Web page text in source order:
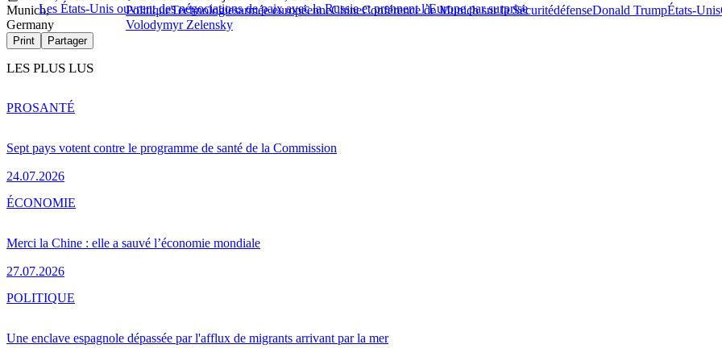
Les États-Unis ouvrent des négociations de paix avec la Russie et prennent l’Europe par surprise
Munich,
Germany
PolitiqueTechnologiesarmée européenneChineConférence de Munich sur la SécuritédéfenseDonald TrumpÉtats-Unis
Volodymyr Zelensky
Print Partager
LES PLUS LUS
Sept pays votent contre le programme de santé de la Commission
24.07.2026
PROSANTÉ
Merci la Chine : elle a sauvé l’économie mondiale
27.07.2026
ÉCONOMIE
Une enclave espagnole dépassée par l'afflux de migrants arrivant par la mer
POLITIQUE